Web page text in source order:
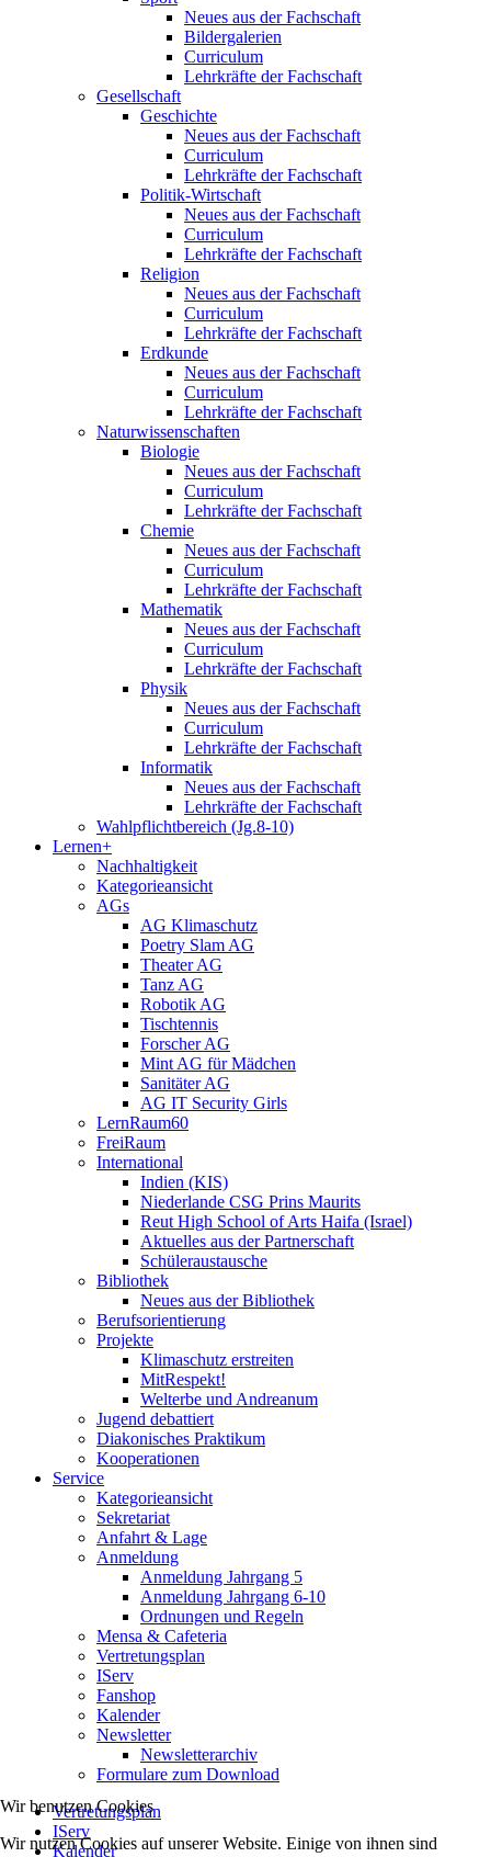
Neues aus der Fachschaft
Bildergalerien
Curriculum
Lehrkräfte der Fachschaft
Gesellschaft
Geschichte
Neues aus der Fachschaft
Curriculum
Lehrkräfte der Fachschaft
Politik-Wirtschaft
Neues aus der Fachschaft
Curriculum
Lehrkräfte der Fachschaft
Religion
Neues aus der Fachschaft
Curriculum
Lehrkräfte der Fachschaft
Erdkunde
Neues aus der Fachschaft
Curriculum
Lehrkräfte der Fachschaft
Naturwissenschaften
Biologie
Neues aus der Fachschaft
Curriculum
Lehrkräfte der Fachschaft
Chemie
Neues aus der Fachschaft
Curriculum
Lehrkräfte der Fachschaft
Mathematik
Neues aus der Fachschaft
Curriculum
Lehrkräfte der Fachschaft
Physik
Neues aus der Fachschaft
Curriculum
Lehrkräfte der Fachschaft
Informatik
Neues aus der Fachschaft
Lehrkräfte der Fachschaft
Wahlpflichtbereich (Jg.8-10)
Lernen+
Nachhaltigkeit
Kategorieansicht
AGs
AG Klimaschutz
Poetry Slam AG
Theater AG
Tanz AG
Robotik AG
Tischtennis
Forscher AG
Mint AG für Mädchen
Sanitäter AG
AG IT Security Girls
LernRaum60
FreiRaum
International
Indien (KIS)
Niederlande CSG Prins Maurits
Reut High School of Arts Haifa (Israel)
Aktuelles aus der Partnerschaft
Schüleraustausche
Bibliothek
Neues aus der Bibliothek
Berufsorientierung
Projekte
Klimaschutz erstreiten
MitRespekt!
Welterbe und Andreanum
Jugend debattiert
Diakonisches Praktikum
Kooperationen
Service
Kategorieansicht
Sekretariat
Anfahrt & Lage
Anmeldung
Anmeldung Jahrgang 5
Anmeldung Jahrgang 6-10
Ordnungen und Regeln
Mensa & Cafeteria
Vertretungsplan
IServ
Fanshop
Kalender
Newsletter
Newsletterarchiv
Formulare zum Download
Vertretungsplan
IServ
Kalender
Wir benutzen Cookies
Wir nutzen Cookies auf unserer Website. Einige von ihnen sind